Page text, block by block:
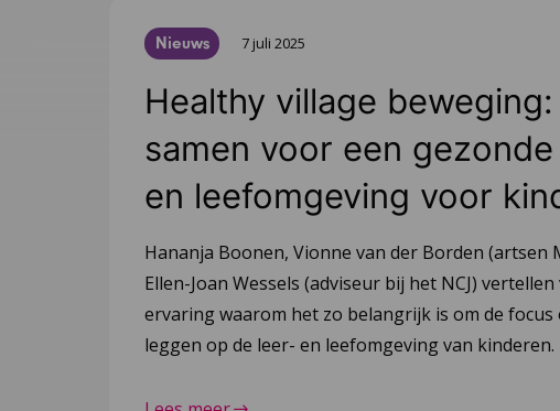
Nieuws 7 juli 2025
Healthy village beweging:
samen voor een
en leefomgeving voor
Hananja Boonen, Vionne van der Borden (artsen
Ellen-Joan Wessels (adviseur bij het NCJ)
ervaring waarom het zo belangrijk is om de focus
leggen op de leer- en leefomgeving van kinderen.